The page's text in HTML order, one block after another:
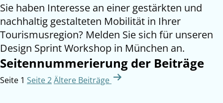
Sie haben Interesse an einer gestärkten und
nachhaltig gestalteten Mobilität in Ihrer
Tourismusregion? Melden Sie sich für unseren
Design Sprint Workshop in München an.
Seitennummerierung der Beiträge
Seite 1 Seite 2Ältere Beiträge